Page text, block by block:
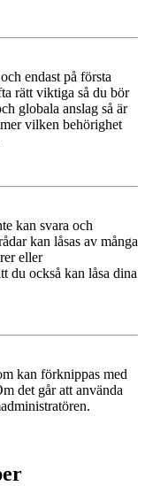
endast på första
rätt viktiga så du bör
globala anslag så är
vilken behörighet
kan svara och
kan låsas av många
eller
du också kan låsa dina
kan förknippas med
det går att använda